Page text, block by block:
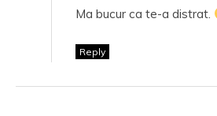
Ma bucur ca te-a distrat.
Reply